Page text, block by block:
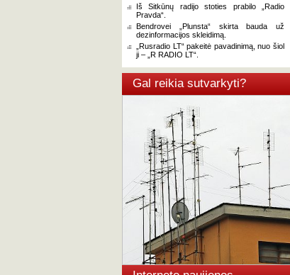
Iš Sitkūnų radijo stoties prabilo „Radio
Pravda“.
Bendrovei „Plunsta“ skirta bauda už
dezinformacijos skleidimą.
„Rusradio LT“ pakeitė pavadinimą, nuo šiol
ji – „R RADIO LT“.
Gal reikia sutvarkyti?